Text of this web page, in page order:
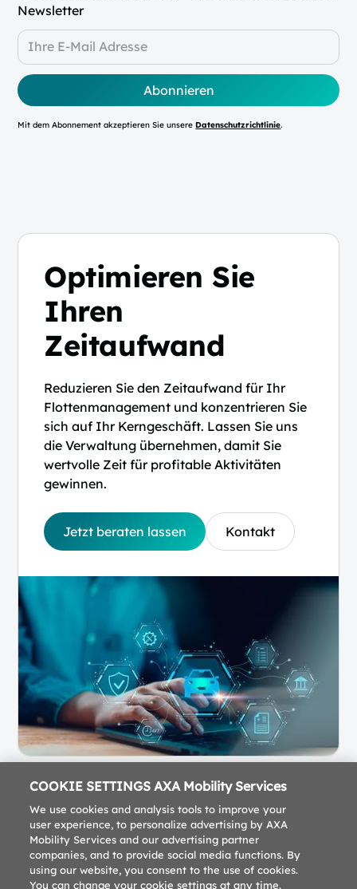
Newsletter
Mit dem Abonnement akzeptieren Sie unsereDatenschutzrichtlinie.
Optimieren Sie
Ihren
Zeitaufwand
Reduzieren Sie den Zeitaufwand für Ihr
Flottenmanagement und konzentrieren Sie
sich auf Ihr Kerngeschäft. Lassen Sie uns
die Verwaltung übernehmen, damit Sie
wertvolle Zeit für profitable Aktivitäten
gewinnen.
Jetzt beraten lassen Kontakt
COOKIE SETTINGS AXA Mobility Services
We use cookies and analysis tools to improve your
user experience, to personalize advertising by AXA
Mobility Services and our advertising partner
companies, and to provide social media functions. By
using our website, you consent to the use of cookies.
You can change your cookie settings at any time.